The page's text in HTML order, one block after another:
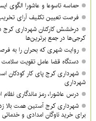
حماسه تاسوعا و عاشورا الگوی
فرصت تعیین تکلیف آرای
درخشش کارکنان شهرداری کرج
کرجی‌ها در جمع برترین‌ها
روایت شهری که بحران را به
دستگاه قضا عامل تقویت
شهرداری کرج پای کار کودکان
شهرداری
درس عاشورا، رمز ماندگاری
شهرداری کرج آستین همت بالا
برای خرید ناوگان امدادی و خدماتی